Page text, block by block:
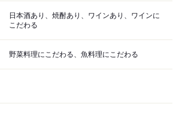
日本酒あり、焼酎あり、ワインあり、ワインに
こだわる
野菜料理にこだわる、魚料理にこだわる